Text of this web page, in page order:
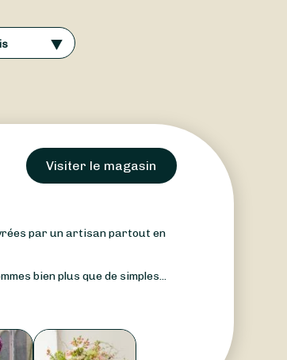
Visiter le magasin
par un artisan partout en
bien plus que de simples...